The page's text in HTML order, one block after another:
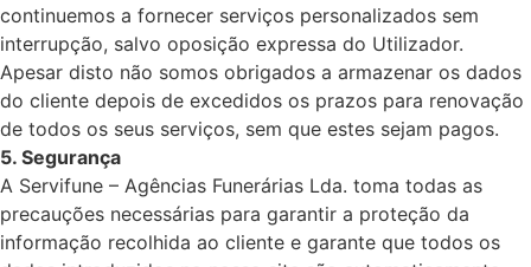
continuemos a fornecer serviços personalizados sem
interrupção, salvo oposição expressa do Utilizador.
Apesar disto não somos obrigados a armazenar os dados
do cliente depois de excedidos os prazos para renovação
de todos os seus serviços, sem que estes sejam pagos.
5. Segurança
A Servifune – Agências Funerárias Lda. toma todas as
precauções necessárias para garantir a proteção da
informação recolhida ao cliente e garante que todos os